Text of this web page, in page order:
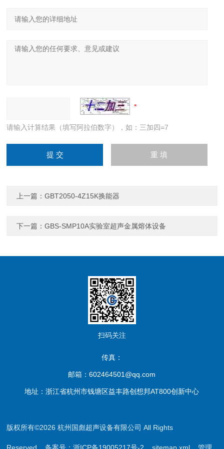
请输入计算结果（填写阿拉伯数字），如：三加四=7
上一篇：GBT2050-4Z15K换能器
下一篇：GBS-SMP10A实验室超声金属熔体设备
扫码关注
传真：
邮箱：602464501@qq.com
地址：浙江省杭州市钱塘区益丰路创想邦AT800创新中心
版权所有©2026 杭州国彪超声设备有限公司 All Rights